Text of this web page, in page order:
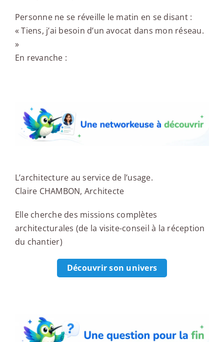
Personne ne se réveille le matin en se disant :
« Tiens, j’ai besoin d’un avocat dans mon réseau.
»
En revanche :
L’architecture au service de l’usage.
Claire CHAMBON, Architecte
Elle cherche des missions complètes
architecturales (de la visite-conseil à la réception
du chantier)
Découvrir son univers